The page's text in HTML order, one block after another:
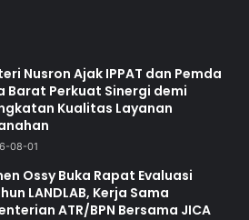
Nusron Ajak IPPAT dan Pemda
Barat Perkuat Sinergi demi
Kualitas Layanan
08-01
Ossy Buka Rapat Evaluasi
LANDLAB, Kerja Sama
ATR/BPN Bersama JICA